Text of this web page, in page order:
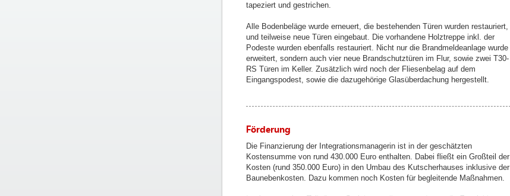
tapeziert und gestrichen.
Alle Bodenbeläge wurde erneuert, die bestehenden Türen wurden restauriert,
und teilweise neue Türen eingebaut. Die vorhandene Holztreppe inkl. der
Podeste wurden ebenfalls restauriert. Nicht nur die Brandmeldeanlage wurde
erweitert, sondern auch vier neue Brandschutztüren im Flur, sowie zwei T30-
RS Türen im Keller. Zusätzlich wird noch der Fliesenbelag auf dem
Eingangspodest, sowie die dazugehörige Glasüberdachung hergestellt.
Förderung
Die Finanzierung der Integrationsmanagerin ist in der geschätzten
Kostensumme von rund 430.000 Euro enthalten. Dabei fließt ein Großteil der
Kosten (rund 350.000 Euro) in den Umbau des Kutscherhauses inklusive der
Baunebenkosten. Dazu kommen noch Kosten für begleitende Maßnahmen.